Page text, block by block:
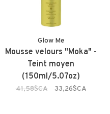
Glow Me
Mousse velours "Moka" -
Teint moyen
(150ml/5.07oz)
41,58$CA 33,26$CA